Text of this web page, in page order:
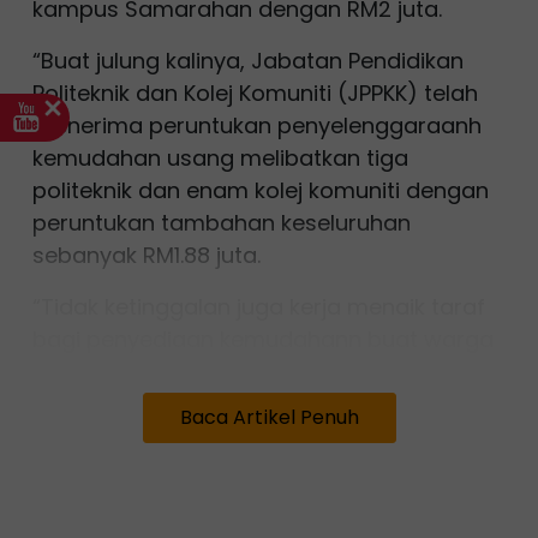
kampus Samarahan dengan RM2 juta.
“Buat julung kalinya, Jabatan Pendidikan
Politeknik dan Kolej Komuniti (JPPKK) telah
menerima peruntukan penyelenggaraanh
kemudahan usang melibatkan tiga
politeknik dan enam kolej komuniti dengan
peruntukan tambahan keseluruhan
sebanyak RM1.88 juta.
“Peruntukan tambahan ini sebagai usaha
Baca Artikel Penuh